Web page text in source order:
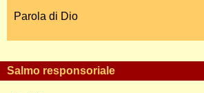
Parola di Dio
Salmo responsoriale